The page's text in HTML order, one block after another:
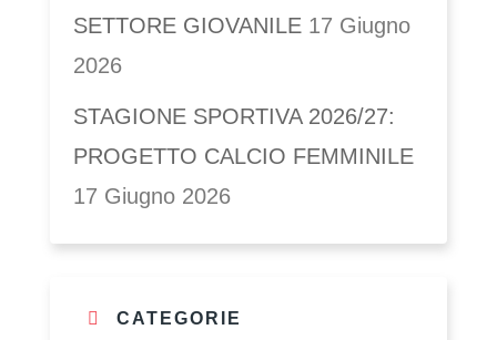
SETTORE GIOVANILE 17 Giugno
2026
STAGIONE SPORTIVA 2026/27:
PROGETTO CALCIO FEMMINILE
17 Giugno 2026
CATEGORIE